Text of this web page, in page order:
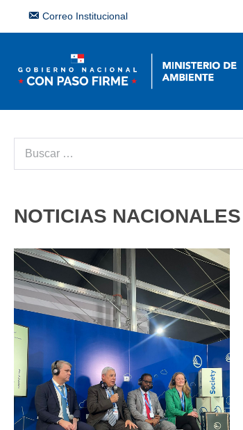
Correo Institucional
NOTICIAS NACIONALES